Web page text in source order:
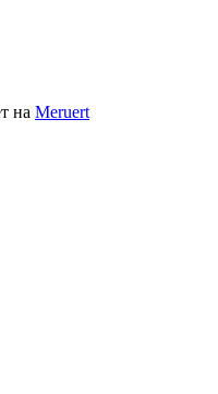
на Meruert